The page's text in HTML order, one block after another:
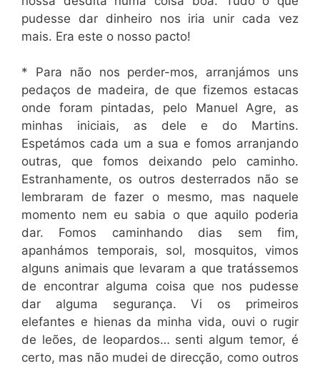
pudesse dar dinheiro nos iria unir cada vez
mais. Era este o nosso pacto!
* Para não nos perder-mos, arranjámos uns
pedaços de madeira, de que fizemos estacas
onde foram pintadas, pelo Manuel Agre, as
minhas iniciais, as dele e do Martins.
Espetámos cada um a sua e fomos arranjando
outras, que fomos deixando pelo caminho.
Estranhamente, os outros desterrados não se
lembraram de fazer o mesmo, mas naquele
momento nem eu sabia o que aquilo poderia
dar. Fomos caminhando dias sem fim,
apanhámos temporais, sol, mosquitos, vimos
alguns animais que levaram a que tratássemos
de encontrar alguma coisa que nos pudesse
dar alguma segurança. Vi os primeiros
elefantes e hienas da minha vida, ouvi o rugir
de leões, de leopardos… senti algum temor, é
certo, mas não mudei de direcção, como outros